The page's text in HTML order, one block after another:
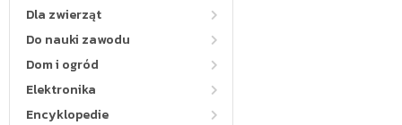
Dla zwierząt
Do nauki zawodu
Dom i ogród
Elektronika
Encyklopedie